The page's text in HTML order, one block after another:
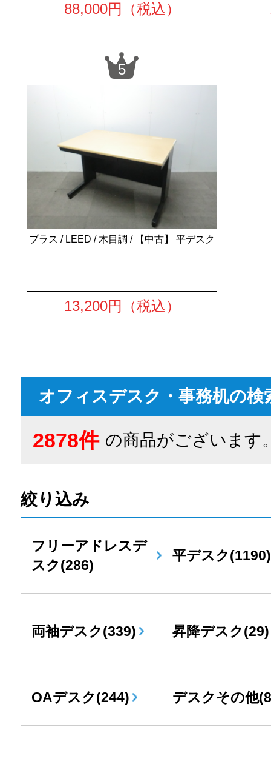
88,000円（税込）
5
プラス / LEED / 木目調 / 【中古】 平デスク
13,200円（税込）
オフィスデスク・事務机の検
2878件 の商品がございます
絞り込み
フリーアドレスデ
スク(286)
平デスク(1190)
両袖デスク(339) 昇降デスク(29)
OAデスク(244) デスクその他